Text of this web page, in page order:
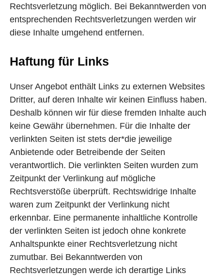
Rechtsverletzung möglich. Bei Bekanntwerden von
entsprechenden Rechtsverletzungen werden wir
diese Inhalte umgehend entfernen.
Haftung für Links
Unser Angebot enthält Links zu externen Websites
Dritter, auf deren Inhalte wir keinen Einfluss haben.
Deshalb können wir für diese fremden Inhalte auch
keine Gewähr übernehmen. Für die Inhalte der
verlinkten Seiten ist stets der*die jeweilige
Anbietende oder Betreibende der Seiten
verantwortlich. Die verlinkten Seiten wurden zum
Zeitpunkt der Verlinkung auf mögliche
Rechtsverstöße überprüft. Rechtswidrige Inhalte
waren zum Zeitpunkt der Verlinkung nicht
erkennbar. Eine permanente inhaltliche Kontrolle
der verlinkten Seiten ist jedoch ohne konkrete
Anhaltspunkte einer Rechtsverletzung nicht
zumutbar. Bei Bekanntwerden von
Rechtsverletzungen werde ich derartige Links